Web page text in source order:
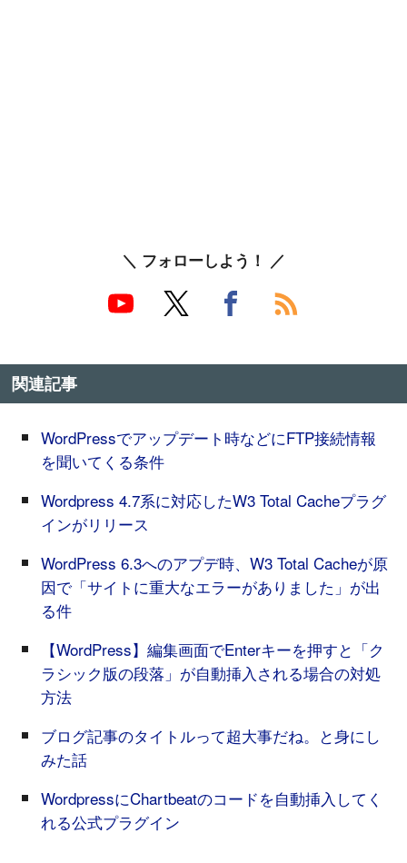
＼ フォローしよう！ ／
関連記事
WordPressでアップデート時などにFTP接続情報
を聞いてくる条件
Wordpress 4.7系に対応したW3 Total Cacheプラグ
インがリリース
WordPress 6.3へのアプデ時、W3 Total Cacheが原
因で「サイトに重大なエラーがありました」が出
る件
【WordPress】編集画面でEnterキーを押すと「ク
ラシック版の段落」が自動挿入される場合の対処
方法
ブログ記事のタイトルって超大事だね。と身にし
みた話
WordpressにChartbeatのコードを自動挿入してく
れる公式プラグイン